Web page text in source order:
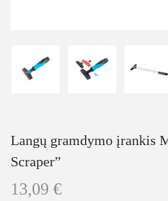
Langų gramdymo įrankis
Scraper”
13,09 €